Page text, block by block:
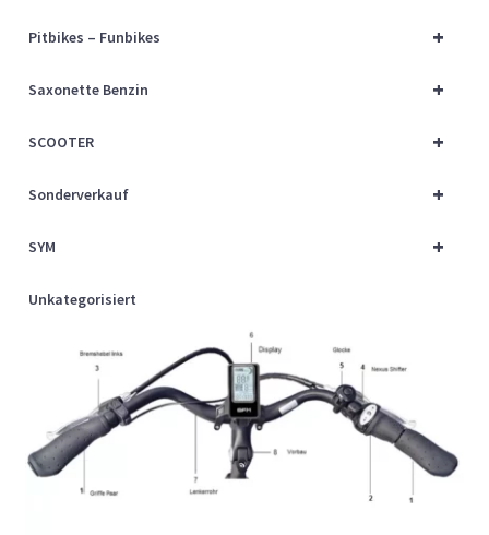
+
Pitbikes – Funbikes
+
Saxonette Benzin
+
SCOOTER
+
Sonderverkauf
+
SYM
Unkategorisiert